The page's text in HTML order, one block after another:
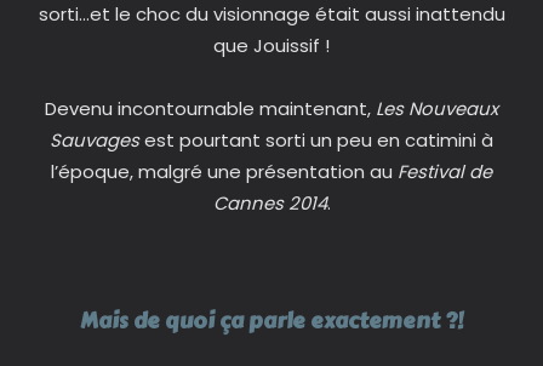
sorti…et le choc du visionnage était aussi inattendu
que Jouissif !
Devenu incontournable maintenant, Les Nouveaux
Sauvagesest pourtant sorti un peu en catimini à
l’époque, malgré une présentation au Festival de
Cannes 2014.
Mais de quoi ça parle exactement ?!